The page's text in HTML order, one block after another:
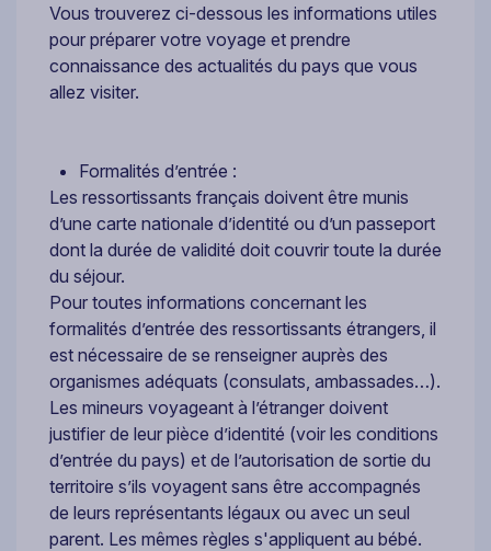
Vous trouverez ci-dessous les informations utiles
pour préparer votre voyage et prendre
connaissance des actualités du pays que vous
allez visiter.
Formalités d’entrée :
Les ressortissants français doivent être munis
d’une carte nationale d’identité ou d’un passeport
dont la durée de validité doit couvrir toute la durée
du séjour.
Pour toutes informations concernant les
formalités d’entrée des ressortissants étrangers, il
est nécessaire de se renseigner auprès des
organismes adéquats (consulats, ambassades…).
Les mineurs voyageant à l’étranger doivent
justifier de leur pièce d’identité (voir les conditions
d’entrée du pays) et de l’autorisation de sortie du
territoire s’ils voyagent sans être accompagnés
de leurs représentants légaux ou avec un seul
parent. Les mêmes règles s'appliquent au bébé.